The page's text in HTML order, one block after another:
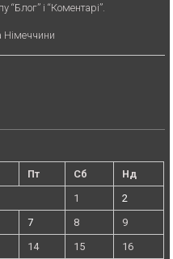
“Блог” і “Коментарі”.
Німеччини
Пт Сб
Нд
1
2
7 8
9
14 15
16